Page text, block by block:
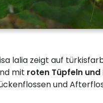
lalia zeigt auf
mit roten Tüpfeln und
und